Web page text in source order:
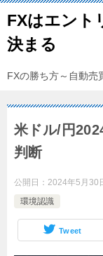
FXはエント
決まる
FXの勝ち方～自動売
米ドル/円
判断
公開日： 2024年5月30
環境認識
Tweet